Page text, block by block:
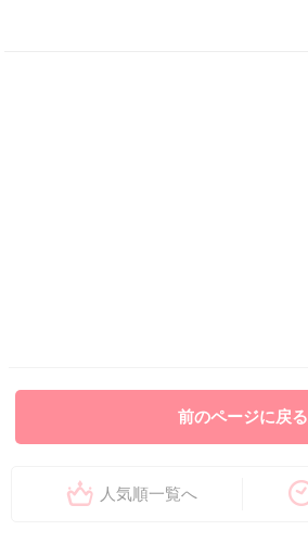
前のページに戻る
人気順一覧へ